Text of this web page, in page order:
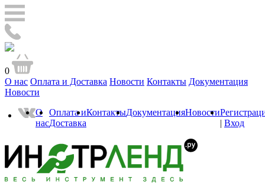
0
О нас Оплата и Доставка Новости Контакты Документация
Новости
О
нас
Оплата и
Доставка
КонтактыДокументацияНовости
| Вход